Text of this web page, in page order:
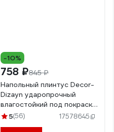
-10%
758 ₽845 ₽
Напольный плинтус Decor-
Dizayn ударопрочный
влагостойкий под покраску
100Х13Х2000 мм DD707
5(56) 17578645